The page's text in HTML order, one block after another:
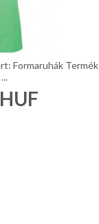
Formaruhák
HUF